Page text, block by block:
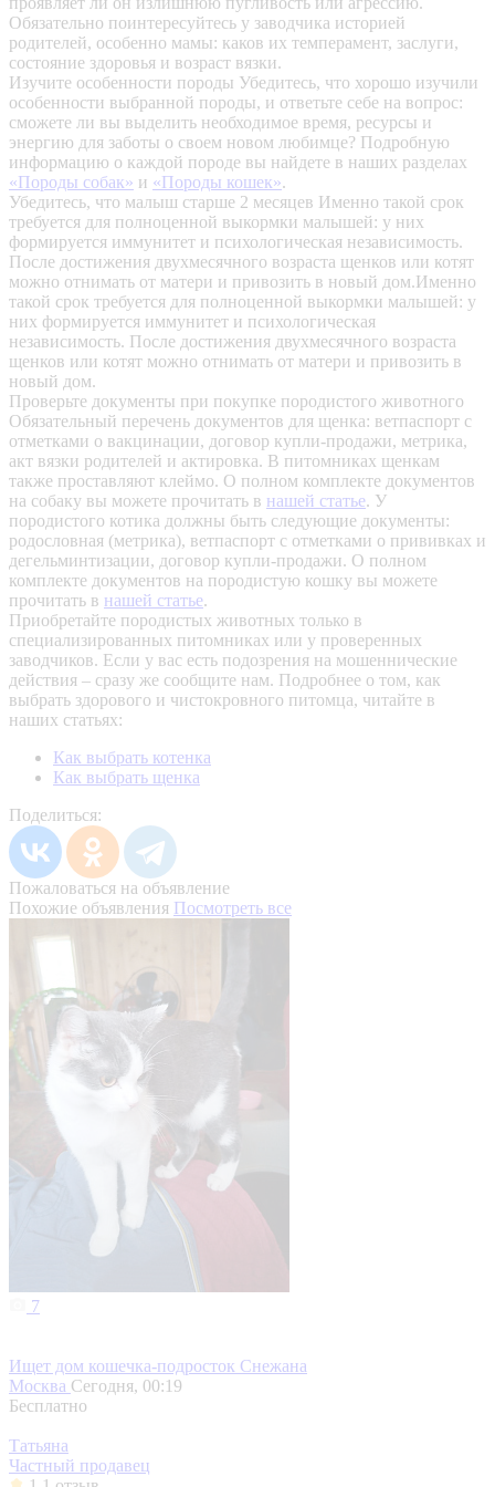
Обязательно поинтересуйтесь у заводчика историей
родителей, особенно мамы: каков их темперамент, заслуги,
состояние здоровья и возраст вязки.
Изучите особенности породы Убедитесь, что хорошо изучили
особенности выбранной породы, и ответьте себе на вопрос:
сможете ли вы выделить необходимое время, ресурсы и
энергию для заботы о своем новом любимце? Подробную
информацию о каждой породе вы найдете в наших разделах
«Породы собак» и «Породы кошек».
Убедитесь, что малыш старше 2 месяцев Именно такой срок
требуется для полноценной выкормки малышей: у них
формируется иммунитет и психологическая независимость.
После достижения двухмесячного возраста щенков или котят
можно отнимать от матери и привозить в новый дом.Именно
такой срок требуется для полноценной выкормки малышей: у
них формируется иммунитет и психологическая
независимость. После достижения двухмесячного возраста
щенков или котят можно отнимать от матери и привозить в
новый дом.
Проверьте документы при покупке породистого животного
Обязательный перечень документов для щенка: ветпаспорт с
отметками о вакцинации, договор купли-продажи, метрика,
акт вязки родителей и актировка. В питомниках щенкам
также проставляют клеймо. О полном комплекте документов
на собаку вы можете прочитать в нашей статье. У
породистого котика должны быть следующие документы:
родословная (метрика), ветпаспорт с отметками о прививках и
дегельминтизации, договор купли-продажи. О полном
комплекте документов на породистую кошку вы можете
прочитать в нашей статье.
Приобретайте породистых животных только в
специализированных питомниках или у проверенных
заводчиков. Если у вас есть подозрения на мошеннические
действия – сразу же сообщите нам. Подробнее о том, как
выбрать здорового и чистокровного питомца, читайте в
наших статьях:
Как выбрать котенка
Как выбрать щенка
Поделиться:
Пожаловаться на объявление
Похожие объявления Посмотреть все
7
Ищет дом кошечка-подросток Снежана
Москва Сегодня, 00:19
Бесплатно
Татьяна
Частный продавец